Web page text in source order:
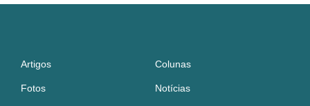
Artigos Colunas
Fotos Notícias